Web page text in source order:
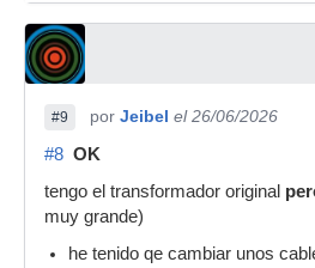
#9 por Jeibel el 26/06/2026
#8 OK
tengo el transformador original
muy grande)
he tenido qe cambiar unos